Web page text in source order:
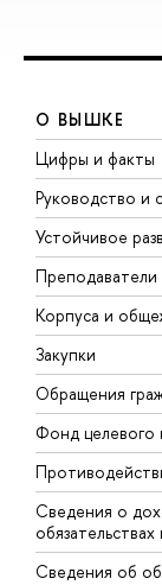
О ВЫШКЕ
Цифры и факты
Руководство и
Устойчивое
Корпуса и
Закупки
Обращения
Фонд целевого
Сведения о
Сведения об